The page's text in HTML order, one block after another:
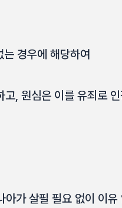
경우에 해당하여
, 원심은 이를 유죄로
가 살필 필요 없이 이